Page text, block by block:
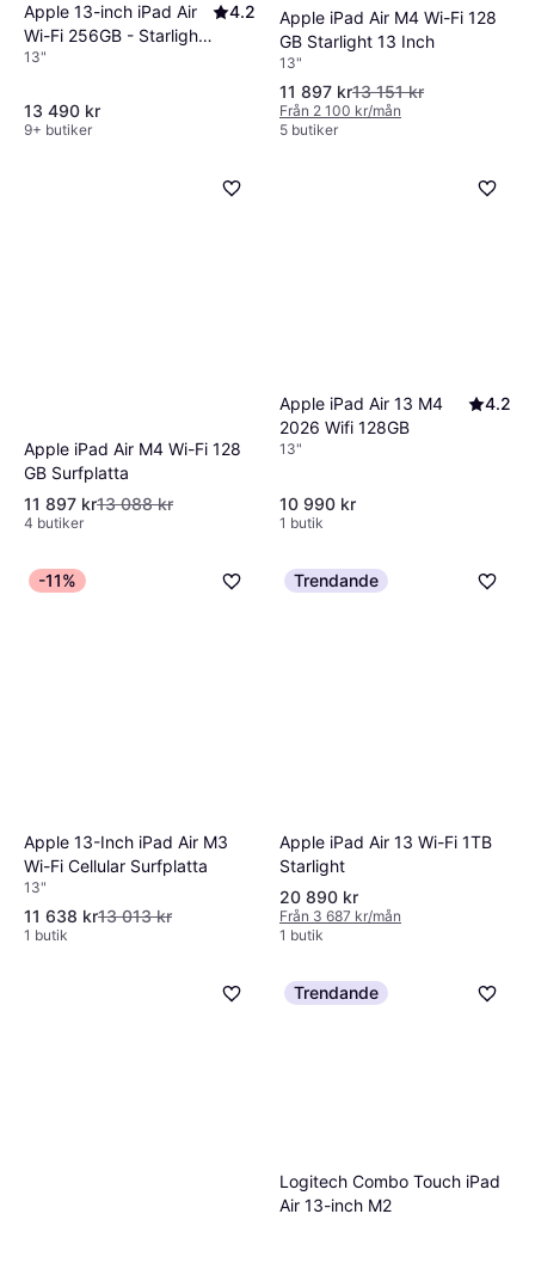
Apple 13-inch iPad Air
Wi-Fi 256GB - Starlight
(M4)
4.2
13"
13 490 kr
9+ butiker
Apple iPad Air M4 Wi-Fi 128
GB Starlight 13 Inch
13"
11 897 kr13 151 kr
Från 2 100 kr/mån
5 butiker
Apple iPad Air M4 Wi-Fi 128
GB Surfplatta
11 897 kr13 088 kr
4 butiker
Apple iPad Air 13 M4
2026 Wifi 128GB
4.2
13"
10 990 kr
1 butik
-11%
Apple 13-Inch iPad Air M3
Wi-Fi Cellular Surfplatta
13"
11 638 kr13 013 kr
1 butik
Trendande
Apple iPad Air 13 Wi-Fi 1TB
Starlight
20 890 kr
Från 3 687 kr/mån
1 butik
Trendande
Logitech Combo Touch iPad
Air 13-inch M2